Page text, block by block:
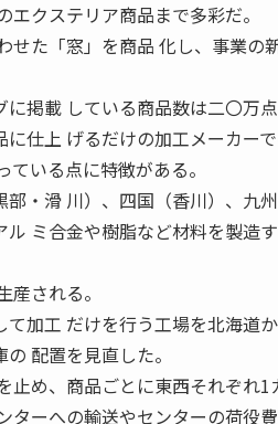
クステリア商品まで多彩だ。
せた「窓」を商品 化し、事業の
掲載 している商品数は二〇万点
仕上 げるだけの加工メーカー
いる点に特徴がある。
・滑 川）、四国（香川）、九州
ミ合金や樹脂など材料を製造
される。
て加工 だけを行う工場を北海
配置を見直した。
め、商品ごとに東西それぞれ1
ターへの輸送やセンターの荷役